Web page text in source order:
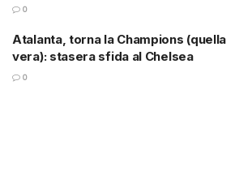
0
Atalanta, torna la Champions (quella
vera): stasera sfida al Chelsea
0